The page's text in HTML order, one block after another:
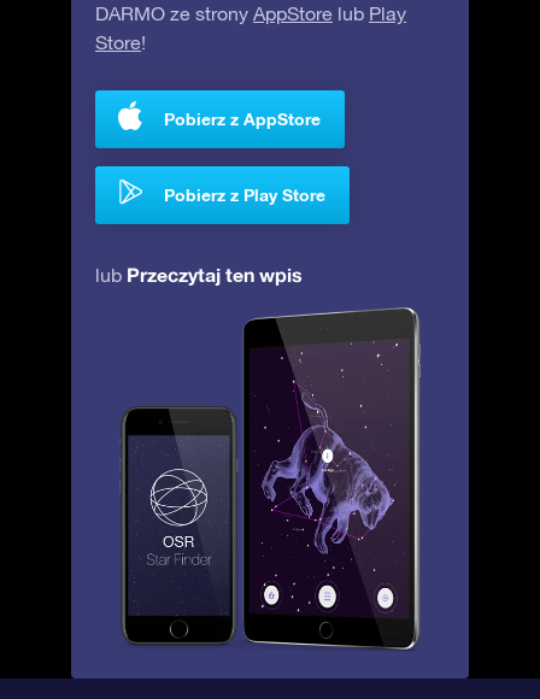
DARMO ze strony AppStore lub Play
Store!
Pobierz z AppStore
Pobierz z Play Store
lub Przeczytaj ten wpis